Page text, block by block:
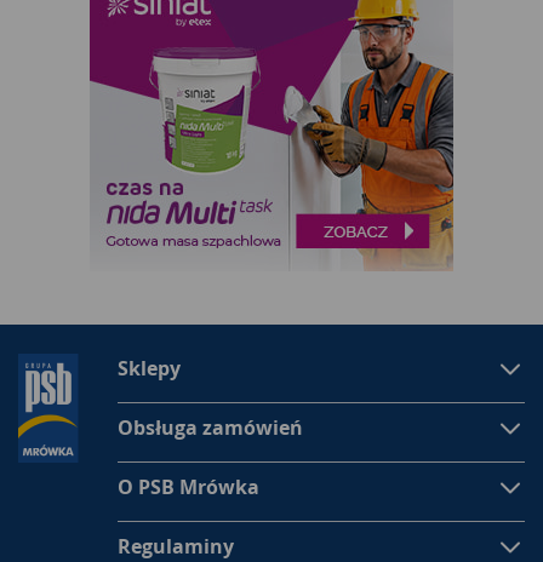
Sklepy
Obsługa zamówień
O PSB Mrówka
Regulaminy